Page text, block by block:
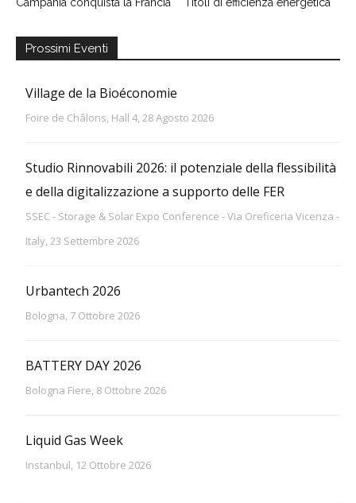
Campania conquista la Francia Titoli di efficienza energetica
Prossimi Eventi
Village de la Bioéconomie
Foire de Châlons, Hall 4, 28 Agosto 2026
Studio Rinnovabili 2026: il potenziale della flessibilità
e della digitalizzazione a supporto delle FER
SSEC - Storage & Solar Expo Conference - Via Oreficeria Vicenza -
Italy, 23 Settembre 2026
Urbantech 2026
Bologna, 7 Ottobre 2026
BATTERY DAY 2026
Bologna Fiere, 8 Ottobre 2026
Liquid Gas Week
Instanbul, 12 Ottobre 2026